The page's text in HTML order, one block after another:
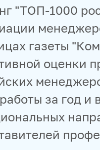
"ТОП-1000
газеты
оценки
за год